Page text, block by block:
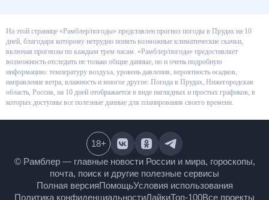
На этой странице «Рамблер/погоды» представлен прогноз погоды в
Прудах на 10 дней, благодаря которому нетрудно понять возможные
климатические скачки, включая прогнозы по каждым трем часам.
«Рамблер/погода» предоставляет возможность отследить не только
общие данные, но и очень подробную информацию: температуру воздуха,
уровень давления, вероятность осадков, направление ветра, влажность и
многое другое. Погода в Прудах, Нижегородская область, Россия, на 10
дней отображается в виде наглядных и простых графиков, в которых
© Рамблер — главные новости России и мира,
гороскопы, почта, поиск и другие полезные сервисы
Полная версияПомощьУсловия использования
18+